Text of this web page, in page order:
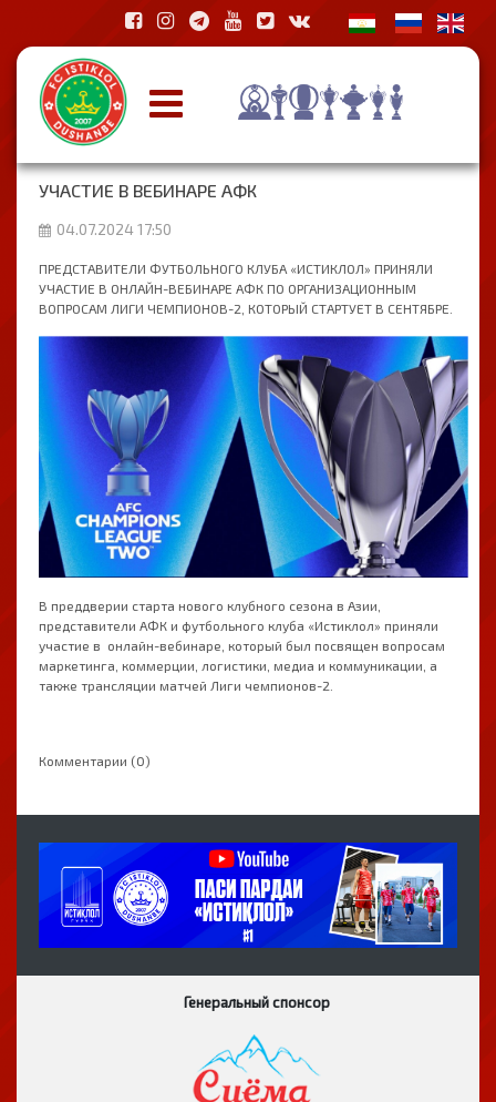
УЧАСТИЕ В ВЕБИНАРЕ АФК
04.07.2024 17:50
ПРЕДСТАВИТЕЛИ ФУТБОЛЬНОГО КЛУБА «ИСТИКЛОЛ» ПРИНЯЛИ
УЧАСТИЕ В ОНЛАЙН-ВЕБИНАРЕ АФК ПО ОРГАНИЗАЦИОННЫМ
ВОПРОСАМ ЛИГИ ЧЕМПИОНОВ-2, КОТОРЫЙ СТАРТУЕТ В СЕНТЯБРЕ.
В преддверии старта нового клубного сезона в Азии,
представители АФК и футбольного клуба «Истиклол» приняли
участие в онлайн-вебинаре, который был посвящен вопросам
маркетинга, коммерции, логистики, медиа и коммуникации, а
также трансляции матчей Лиги чемпионов-2.
Комментарии (0)
Генеральный спонсор